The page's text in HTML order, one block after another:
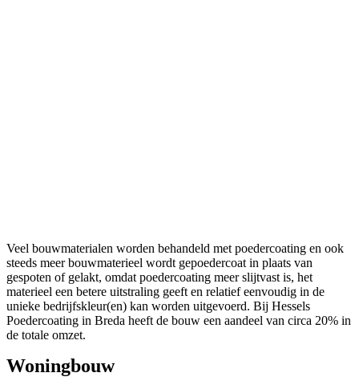
Veel bouwmaterialen worden behandeld met poedercoating en ook
steeds meer bouwmaterieel wordt gepoedercoat in plaats van
gespoten of gelakt, omdat poedercoating meer slijtvast is, het
materieel een betere uitstraling geeft en relatief eenvoudig in de
unieke bedrijfskleur(en) kan worden uitgevoerd. Bij Hessels
Poedercoating in Breda heeft de bouw een aandeel van circa 20% in
de totale omzet.
Woningbouw